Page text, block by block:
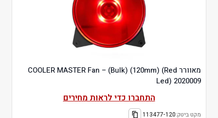
מאוורר COOLER MASTER Fan – (Bulk) (120mm) (Red
Led) 2020009
התחברו כדי לראות מחירים
מקט ביטק:113477-120